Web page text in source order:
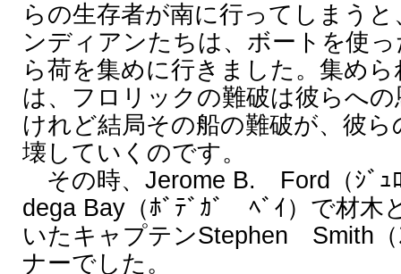
らの生存者が南に行ってしまう
ンディアンたちは、ボートを使
ら荷を集めに行きました。集め
は、フロリックの難破は彼らへ
けれど結局その船の難破が、彼
壊していくのです。
その時、Jerome B. Ford（ｼﾞｭ
dega Bay（ﾎﾞﾃﾞｶﾞ ﾍﾞｲ）で材木
いたキャプテンStephen Smith
ナーでした。